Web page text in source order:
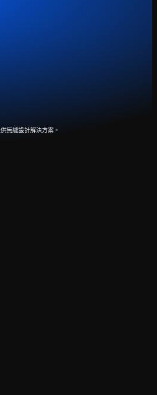
無縫設計解決方案。